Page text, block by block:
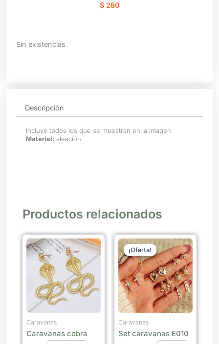
precio
$280
precio
Sin existencias
Descripción
Incluye todos los que se muestran en la imagen
Material: aleación
Productos relacionados
Caravanas
Caravanas cobra
Este
producto
tiene
múltiples
variantes.
Las
pueden
¡Oferta!
¡Oferta!
Caravanas
Set caravanas E010
El
precio
original
era:
$ 350.
El
precio
actual
es:
$ 280.